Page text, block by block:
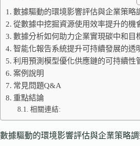
數據驅動的環境影響評估與企業策略
從數據中挖掘資源使用效率提升的機
數據分析如何助力企業實現碳中和目
智能化報告系統提升可持續發展的透
利用預測模型優化供應鏈的可持續性
案例說明
常見問題Q&A
重點結論
相關連結:
數據驅動的環境影響評估與企業策略